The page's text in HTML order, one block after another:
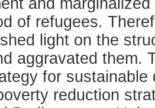
and
of refugees.
light on the
aggravated them.
for
reduction